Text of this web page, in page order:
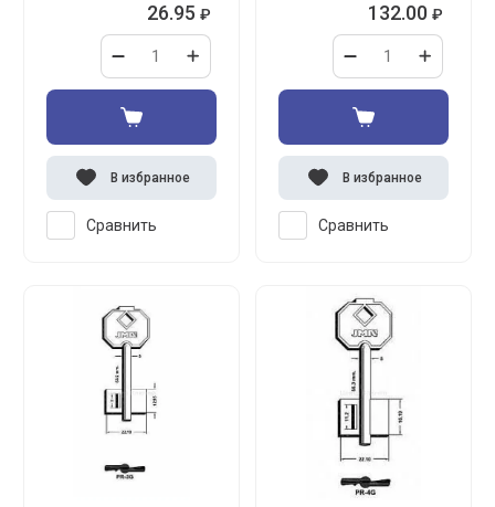
26.95 ₽
Сравнить
В избранное
132.00 ₽
Сравнить
В избранное